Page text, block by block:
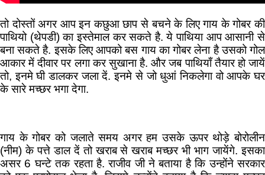
तो दोस्तों अगर आप इन कछुआ छाप से बचने के लिए गाय के गोबर की
पाथियो (थेपडी) का इस्तेमाल कर सकते है. ये पाथिया आप आसानी से
बना सकते है. इसके लिए आपको बस गाय का गोबर लेना है उसको गोल
आकार में दीवार पर लगा कर सुखाना है. और जब पाथियाँ तैयार हो जायें
तो, इनमे घी डालकर जला दें. इनमे से जो धुआं निकलेगा वो आपके घर
के सारे मच्छर भगा देगा.
गाय के गोबर को जलाते समय अगर हम उसके ऊपर थोड़े बोरोलीन
(नीम) के पत्ते डाल दें तो खराब से खराब मच्छर भी भाग जायेंगे. इसका
असर 6 घन्टे तक रहता है. राजीव जी ने बताया है कि उन्होंने सरकार